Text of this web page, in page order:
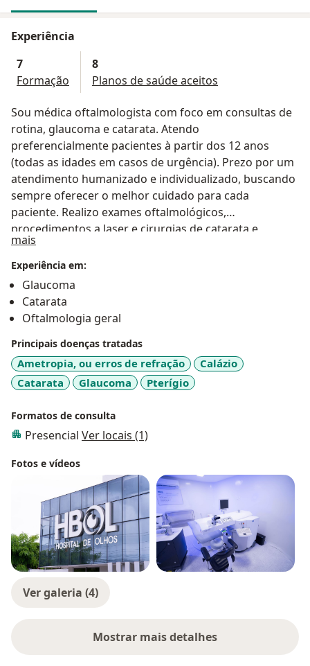
Experiência
7
Formação
8
Planos de saúde aceitos
Sou médica oftalmologista com foco em consultas de
rotina, glaucoma e catarata. Atendo
preferencialmente pacientes à partir dos 12 anos
(todas as idades em casos de urgência). Prezo por um
atendimento humanizado e individualizado, buscando
sempre oferecer o melhor cuidado para cada
paciente. Realizo exames oftalmológicos,
procedimentos a laser e cirurgias de catarata e
glaucoma. Possuo formação pela Santa Casa de
Santos (SP), com especialização reconhecida pela AMB
e CBO, e especialização em Catarata (IPEPO/SP) e
Glaucoma (BOS/Sorocaba).
mais
Experiência em:
Glaucoma
Catarata
Oftalmologia geral
Principais doenças tratadas
Ametropia, ou erros de refração
Calázio
Catarata
Glaucoma Pterígio
Formatos de consulta
Presencial Ver locais (1)
Fotos e vídeos
Ver galeria (4)
Mostrar mais detalhes
sobre a experiência